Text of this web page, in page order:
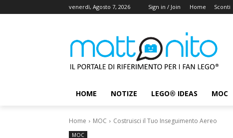
venerdì, Agosto 7, 2026 Sign in / Join Home Sconti
HOME NOTIZE LEGO® IDEAS MOC
Home MOC Costruisci il Tuo Inseguimento Aereo
MOC